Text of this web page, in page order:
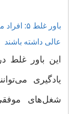
باور غلط
عالی داشته باشند
این باور غلط
یادگیری
شغل‌های